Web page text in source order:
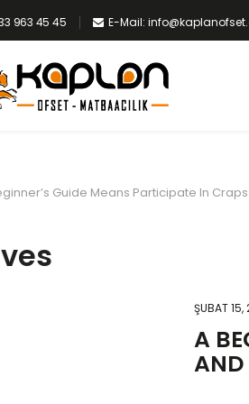
963 45 45 E-Mail:
Guide Means Participate In
ŞUBAT
A
AND